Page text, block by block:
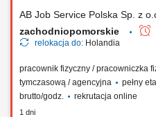
AB Job Service Polska Sp. z
zachodniopomorskie
relokacja do: Holandia
pracownik fizyczny / pracowniczka
tymczasową / agencyjna
pełny
brutto/godz.
rekrutacja online
1 dni